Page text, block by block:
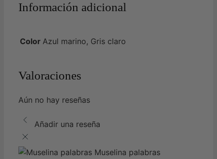
Información adicional
Color Azul marino, Gris claro
Valoraciones
Aún no hay reseñas
Añadir una reseña
Muselina palabras